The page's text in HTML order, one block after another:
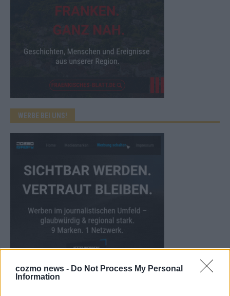
cozmo news - Do Not Process My Personal
Information
WERBE BEI UNS!
CHECK UNS AUF FACEBOOK